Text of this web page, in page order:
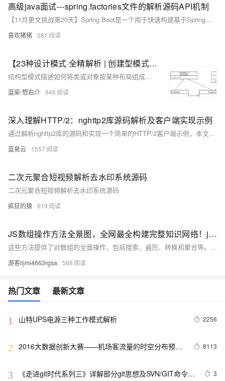
高级java面试---spring.factories文件的解析源码API机制
【11月更文挑战第20天】Spring Boot是一个用于快速构建基于Spring框架的应用程序的开源框架。它通过自动配置、起步依赖和内嵌服务器等特性，极大地简化了Spring应用的开发和部署过程。本文将深入探讨Spring Boot的背景历史、业务场景、功能点以及底层原理，并通过Java代码手写模拟Spring Boot的启动过程，特别是spring.factories文件的解析源码API机制。
喜欢猪猪 581
【23种设计模式·全精解析 | 创建型模式篇】5种创建型模式的结构概述、实现、优缺点、扩展、使用场景、源码解析
结构型模式描述如何将类或对象按某种布局组成更大的结构。它分为类结构型模式和对象结构型模式，前者采用继承机制来组织接口和类，后者釆用组合或聚合来组合对象。由于组合关系或聚合关系比继承关系耦合度低，满足“合成复用原则”，所以对象结构型模式比类结构型模式具有更大的灵活性。 结构型模式分为以下 7 种： • 代理模式 • 适配器模式 • 装饰者模式 • 桥接模式 • 外观模式 • 组合模式 • 享元模式
蓝染-惣右介 946
深入理解HTTP/2：nghttp2库源码解析及客户端实现示例
通过解析nghttp2库的源码和实现一个简单的HTTP/2客户端示例，本文详细介绍了HTTP/2的关键特性和nghttp2的核心实现。了解这些内容可以帮助开发者更好地理解HTTP/2协议，提高Web应用的性能和用户体验。对于实际开发中的应用，可以根据需要进一步优化和扩展代码，以满足具体需求。
蓝易云 1557
二次元聚合短视频解析去水印系统源码
二次元聚合短视频解析去水印系统源码
疯狂的猿 619
JS数组操作方法全景图，全网最全构建完整知识网络！js数组操作方法全集（实现筛选转换、随机排序洗牌算法、复杂数据处理统计等情景详解，附大量源码和易错点解析）
这些方法提供了对数组的全面操作，包括搜索、遍历、转换和聚合等。通过分为原地操作方法、非原地操作方法和其他方法便于您理解和记忆，并熟悉他们各自的使用方法与使用范围。详细的案例与进阶使用，方便您理解数组操作的底层原理。链式调用的几个案例，让您玩转数组操作。 只有锻炼思维才能可持续地解决问题，只有思维才是真正值得学习和分享的核心要素。如果这篇博客能给您带来一点帮助，麻烦您点个赞支持一下，还可以收藏起来以备不时之需，有疑问和错误欢迎在评论区指出~
游客lijmi4663rgsa 588
热门文章 最新文章
1 山特UPS电源三种工作模式解析 2256
2 2016大数据创新大赛——机场客流量的时空分布预测
8113
3
《走进git时代系列三》详解部分git思想及SVN/GIT命令对
3